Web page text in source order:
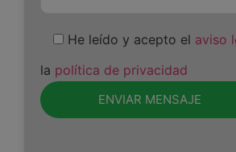
He leído y acepto el aviso
la política de privacidad
Por
deja